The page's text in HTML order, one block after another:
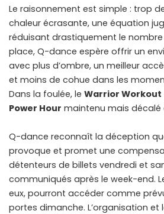
Le raisonnement est simple : trop
chaleur écrasante, une équation
réduisant drastiquement le
place, Q-dance espère offrir un
avec plus d’ombre, un meilleur
et moins de cohue dans les
Dans la foulée, le Warrior Workout
Power Hour maintenu mais décalé
Q-dance reconnaît la déception
provoque et promet une
détenteurs de billets vendredi et
communiqués après le week-end.
eux, pourront accéder comme
portes dimanche. L’organisation et